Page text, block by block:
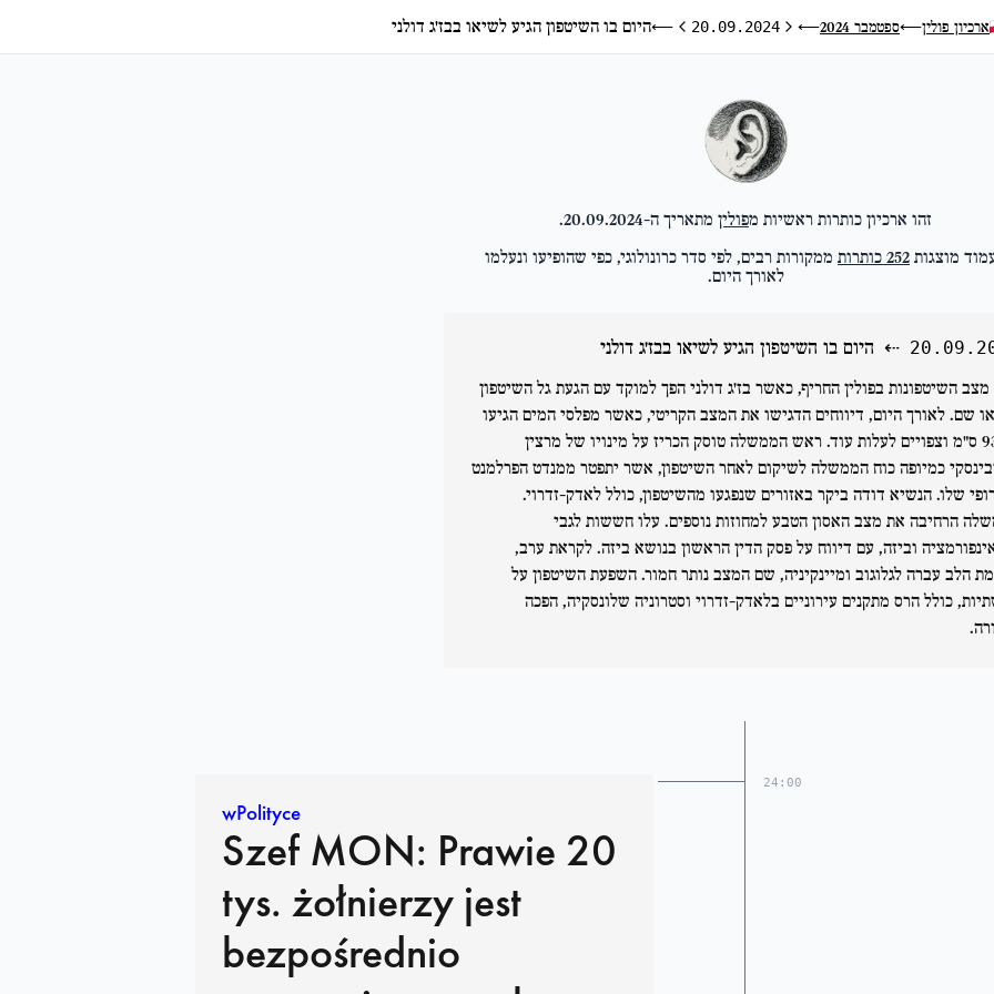
ארכיון פולין⟵ספטמבר 2024 ⟵היום הקודם
20.09.2024 היום הבא
⟵היום בו השיטפון הגיע לשיאו בבז'ג דולני
זהו ארכיון כותרות ראשיות מפולין מתאריך ה-20.09.2024
.
מוצגות 252 כותרות ממקורות רבים, לפי סדר כרונולוגי, כפי שהופיעו ונעלמו
לאורך היום.
⇠ היום בו השיטפון הגיע לשיאו בבז'ג דולני
מצב השיטפונות בפולין החריף, כאשר בז'ג דולני הפך למוקד עם הגעת גל השיטפון
שם. לאורך היום, דיווחים הדגישו את המצב הקריטי, כאשר מפלסי המים הגיעו
ל-933 ס"מ וצפויים לעלות עוד. ראש הממשלה טוסק הכריז על מינויו של מרצין
כמיופה כוח הממשלה לשיקום לאחר השיטפון, אשר יתפטר ממנדט הפרלמנט
שלו. הנשיא דודה ביקר באזורים שנפגעו מהשיטפון, כולל לאדק-זדרוי.
הרחיבה את מצב האסון הטבע למחוזות נוספים. עלו חששות לגבי
וביזה, עם דיווח על פסק הדין הראשון בנושא ביזה. לקראת ערב,
הלב עברה לגלוגוב ומיינקיניה, שם המצב נותר חמור. השפעת השיטפון על
כולל הרס מתקנים עירוניים בלאדק-זדרוי וסטרוניה שלונסקיה, הפכה
24:00
wPolityce
Szef MON: Prawie 20
tys. żołnierzy jest
bezpośrednio